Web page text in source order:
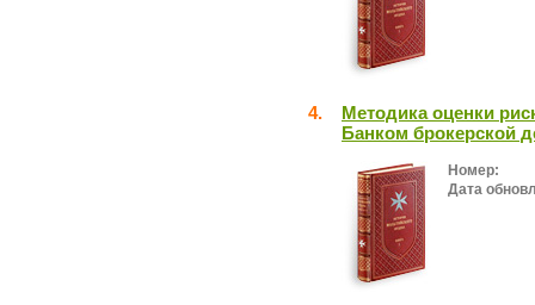
4.
Методика оценки
Банком брокерской
Номер:
Дата